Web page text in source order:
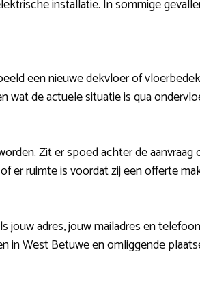
installatie. In sommige
een nieuwe dekvloer of
wat de actuele situatie is qua
Zit er spoed achter de
er ruimte is voordat zij een offerte
adres, jouw mailadres en
in West Betuwe en omliggende